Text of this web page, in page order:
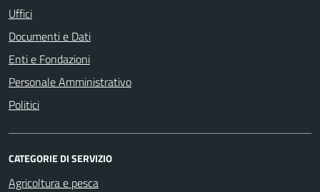
Uffici
Documenti e Dati
Enti e Fondazioni
Personale Amministrativo
Politici
CATEGORIE DI SERVIZIO
Agricoltura e pesca